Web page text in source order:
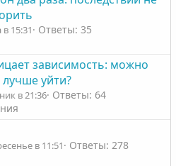
15:31
Ответы: 35
зависимость: можно
уйти?
в 21:36 Ответы: 64
в 11:51
Ответы: 278